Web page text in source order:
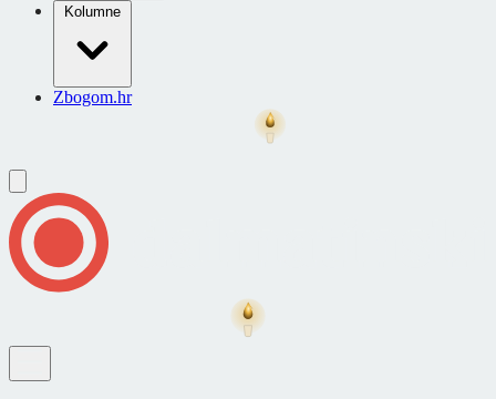
Kolumne
Zbogom.hr